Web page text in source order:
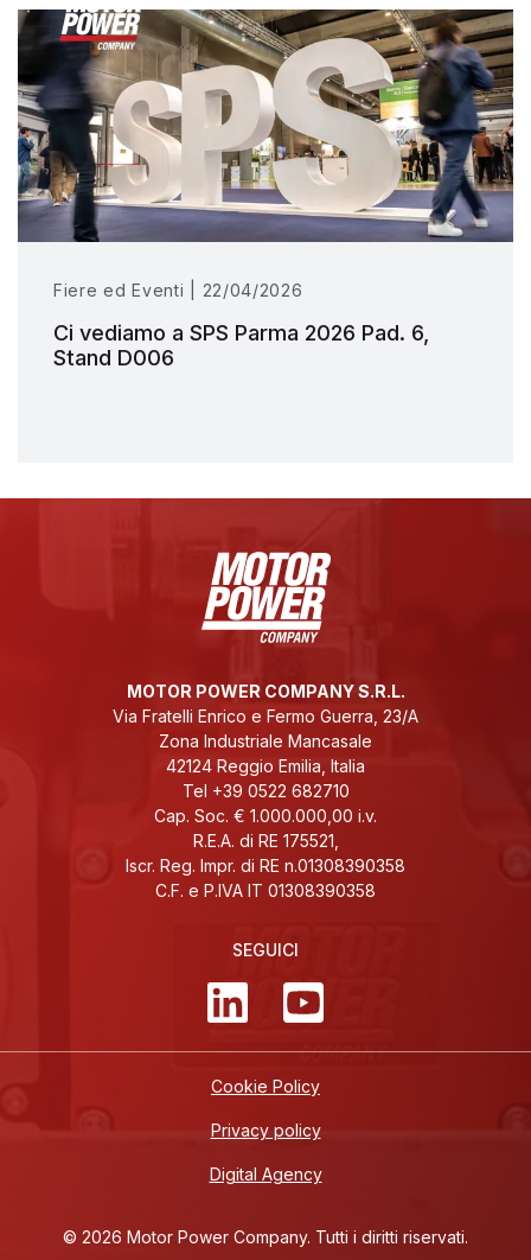
Fiere ed Eventi | 22/04/2026
Ci vediamo a SPS Parma 2026 Pad. 6,
Stand D006
MOTOR POWER COMPANY S.R.L.
Via Fratelli Enrico e Fermo Guerra, 23/A
Zona Industriale Mancasale
42124 Reggio Emilia, Italia
Tel +39 0522 682710
Cap. Soc. € 1.000.000,00 i.v.
R.E.A. di RE 175521,
Iscr. Reg. Impr. di RE n.01308390358
C.F. e P.IVA IT 01308390358
SEGUICI
Cookie Policy
Privacy policy
Digital Agency
© 2026 Motor Power Company. Tutti i diritti riservati.